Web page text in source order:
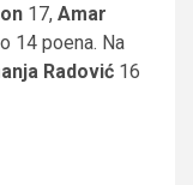
17, Amar
14 poena. Na
Radović 16